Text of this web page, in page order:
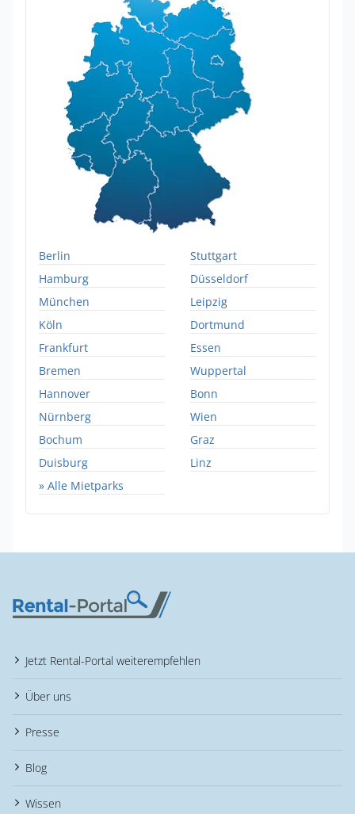
Berlin
Hamburg
München
Köln
Frankfurt
Stuttgart
Düsseldorf
Leipzig
Dortmund
Essen
Bremen
Hannover
Nürnberg
Bochum
Duisburg
Wuppertal
Bonn
Wien
Graz
Linz
» Alle Mietparks
Jetzt Rental-Portal weiterempfehlen
Über uns
Presse
Blog
Wissen